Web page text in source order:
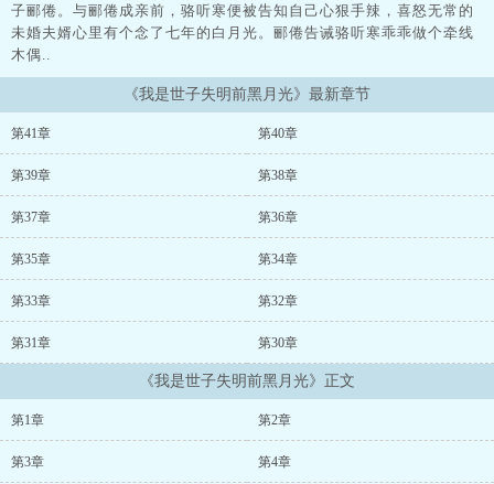
子郦倦。与郦倦成亲前，骆听寒便被告知自己心狠手辣，喜怒无常的
未婚夫婿心里有个念了七年的白月光。郦倦告诫骆听寒乖乖做个牵线
木偶..
《我是世子失明前黑月光》最新章节
第41章 第40章
第39章 第38章
第37章 第36章
第35章 第34章
第33章 第32章
第31章 第30章
《我是世子失明前黑月光》正文
第1章 第2章
第3章 第4章